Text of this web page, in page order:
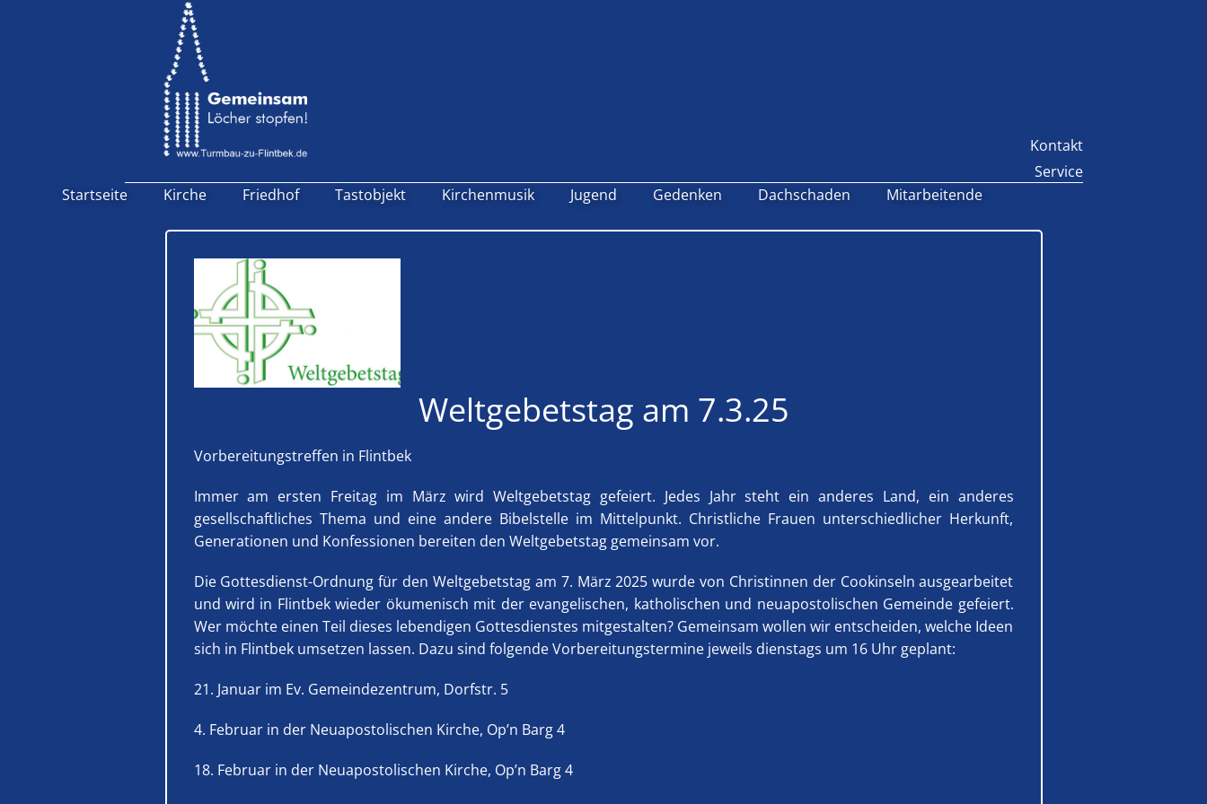
Kontakt
Service
Startseite
Kirche Friedhof Tastobjekt Kirchenmusik Jugend Gedenken Dachschaden Mitarbeitende
Weltgebetstag am 7.3.25
Vorbereitungstreffen in Flintbek
Immer am ersten Freitag im März wird Weltgebetstag gefeiert. Jedes Jahr steht ein anderes Land, ein anderes
gesellschaftliches Thema und eine andere Bibelstelle im Mittelpunkt. Christliche Frauen unterschiedlicher Herkunft,
Generationen und Konfessionen bereiten den Weltgebetstag gemeinsam vor.
Die Gottesdienst-Ordnung für den Weltgebetstag am 7. März 2025 wurde von Christinnen der Cookinseln ausgearbeitet
und wird in Flintbek wieder ökumenisch mit der evangelischen, katholischen und neuapostolischen Gemeinde gefeiert.
Wer möchte einen Teil dieses lebendigen Gottesdienstes mitgestalten? Gemeinsam wollen wir entscheiden, welche Ideen
sich in Flintbek umsetzen lassen. Dazu sind folgende Vorbereitungstermine jeweils dienstags um 16 Uhr geplant:
21. Januar im Ev. Gemeindezentrum, Dorfstr. 5
4. Februar in der Neuapostolischen Kirche, Op’n Barg 4
18. Februar in der Neuapostolischen Kirche, Op’n Barg 4